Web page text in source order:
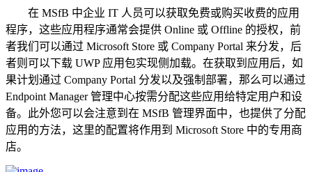
在 MSfB 中企业 IT 人员可以获取免费或购买收费的应用
程序，这些应用程序通常会提供 Online 或 Offline 的授权，前
者我们可以通过 Microsoft Store 或 Company Portal 来分发，后
者则可以下载 UWP 应用包实现侧加载。在获取到应用后，如
果计划通过 Company Portal 分发以及强制部署，那么可以通过
Endpoint Manager 管理中心按需分配这些应用给特定用户和设
备。此外您可以会注意到在 MSfB 管理界面中，也提供了分配
应用的方法，这里的配置将作用到 Microsoft Store 中的专用商
店。